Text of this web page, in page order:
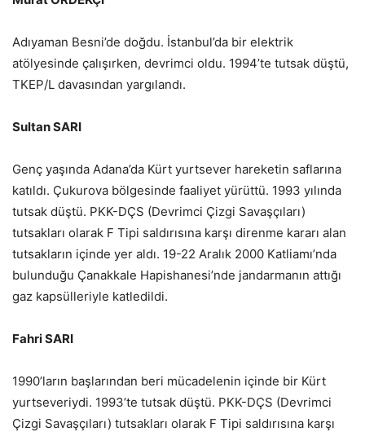
Adıyaman Besni’de doğdu. İstanbul’da bir elektrik
atölyesinde çalışırken, devrimci oldu. 1994’te tutsak düştü,
TKEP/L davasından yargılandı.
Sultan SARI
Genç yaşında Adana’da Kürt yurtsever hareketin saflarına
katıldı. Çukurova bölgesinde faaliyet yürüttü. 1993 yılında
tutsak düştü. PKK-DÇS (Devrimci Çizgi Savaşçıları)
tutsakları olarak F Tipi saldırısına karşı direnme kararı alan
tutsakların içinde yer aldı. 19-22 Aralık 2000 Katliamı’nda
bulunduğu Çanakkale Hapishanesi’nde jandarmanın attığı
gaz kapsülleriyle katledildi.
Fahri SARI
1990’ların başlarından beri mücadelenin içinde bir Kürt
yurtseveriydi. 1993’te tutsak düştü. PKK-DÇS (Devrimci
Çizgi Savaşçıları) tutsakları olarak F Tipi saldırısına karşı